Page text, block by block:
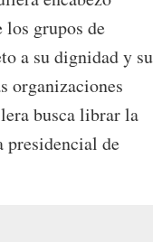
los grupos de
a su dignidad y su
organizaciones
busca librar la
de